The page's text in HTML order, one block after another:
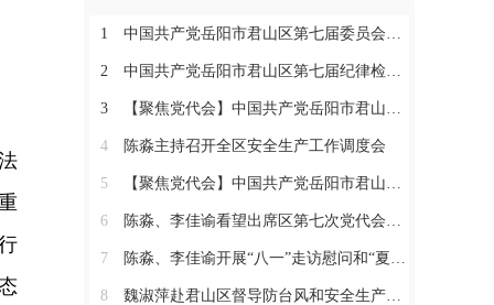
1 中国共产党岳阳市君山区第七届委员会举行第一次全体会议 陈淼当选区委书记
2 中国共产党岳阳市君山区第七届纪律检查委员会召开第一次全体会议
3 【聚焦党代会】中国共产党岳阳市君山区第七次代表大会胜利闭幕
4 陈淼主持召开全区安全生产工作调度会
5 【聚焦党代会】中国共产党岳阳市君山区第七次代表大会开幕
6 陈淼、李佳谕看望出席区第七次党代会代表
7 陈淼、李佳谕开展“八一”走访慰问和“夏送清凉”活动
8 魏淑萍赴君山区督导防台风和安全生产工作